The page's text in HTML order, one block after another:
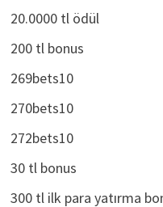
20.0000 tl ödül
200 tl bonus
269bets10
270bets10
272bets10
30 tl bonus
300 tl ilk para yatırma